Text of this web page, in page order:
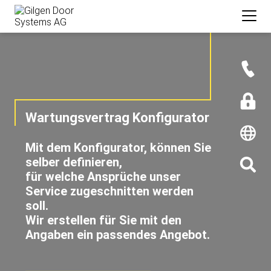
Wartungsvertrag Konfigurator
Mit dem Konfigurator, können Sie
selber definieren,
für welche Ansprüche unser
Service zugeschnitten werden
soll.
Wir erstellen für Sie mit den
Angaben ein passendes Angebot.